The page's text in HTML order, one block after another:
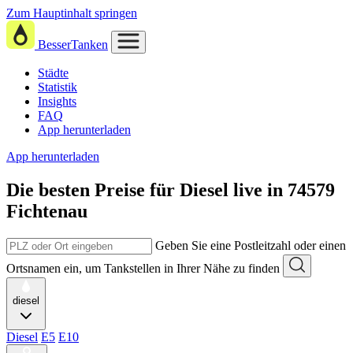
Zum Hauptinhalt springen
BesserTanken
Städte
Statistik
Insights
FAQ
App herunterladen
App herunterladen
Die besten Preise für Diesel live in 74579
Fichtenau
Geben Sie eine Postleitzahl oder einen
Ortsnamen ein, um Tankstellen in Ihrer Nähe zu finden
diesel
Diesel E5 E10